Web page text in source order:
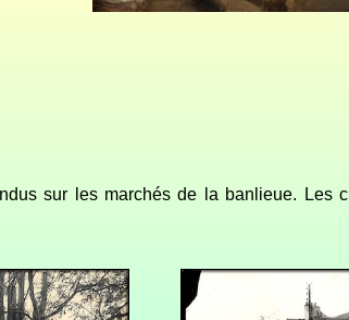
sur les marchés de la banlieue. Les